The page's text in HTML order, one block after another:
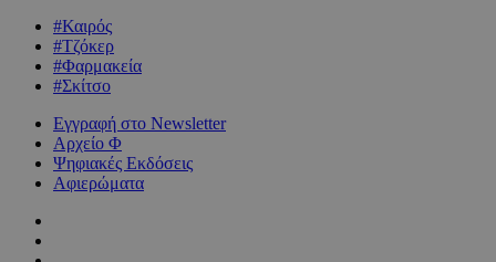
#Καιρός
#Τζόκερ
#Φαρμακεία
#Σκίτσο
Εγγραφή στο Newsletter
Αρχείο Φ
Ψηφιακές Εκδόσεις
Αφιερώματα